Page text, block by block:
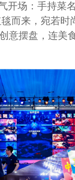
场：手持菜
而来，宛若时
意摆盘，连美